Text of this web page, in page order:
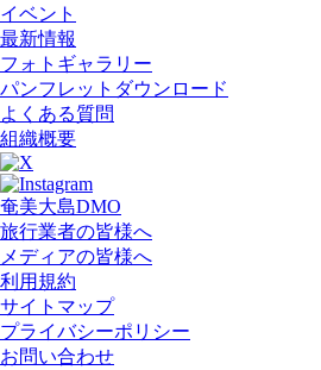
イベント
最新情報
フォトギャラリー
パンフレットダウンロード
よくある質問
組織概要
奄美大島DMO
旅行業者の皆様へ
メディアの皆様へ
利用規約
サイトマップ
プライバシーポリシー
お問い合わせ